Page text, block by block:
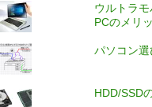
ウルトラ
PCのメリ
パソコン
HDD/SSD